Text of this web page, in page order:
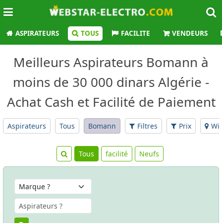
ASPIRATEURS TOUS FACILITE VENDEURS
Meilleurs Aspirateurs Bomann à
moins de 30 000 dinars Algérie -
Achat Cash et Facilité de Paiement
Aspirateurs Tous Bomann Filtres Prix
Tous facilité Neufs